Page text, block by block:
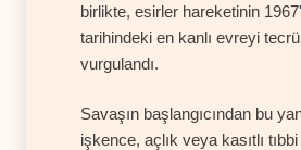
birlikte, esirler hareketinin
tarihindeki en kanlı evreyi
vurgulandı.
Savaşın başlangıcından bu
işkence, açlık veya kasıtlı